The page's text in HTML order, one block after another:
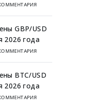
GBP/USD
2026 года
BTC/USD
2026 года